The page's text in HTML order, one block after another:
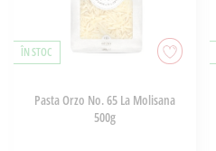
ÎN STOC
Pasta Orzo No. 65 La Molisana
500g